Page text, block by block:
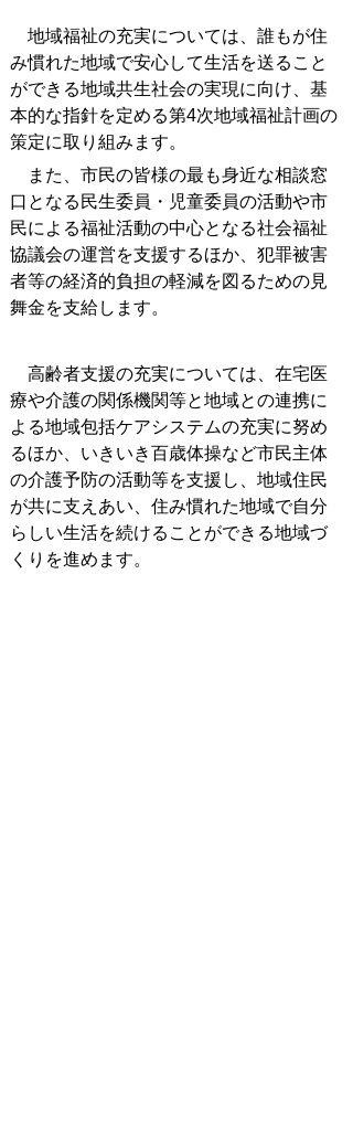
地域福祉の充実については、誰もが住
み慣れた地域で安心して生活を送ること
ができる地域共生社会の実現に向け、基
本的な指針を定める第4次地域福祉計画の
策定に取り組みます。
また、市民の皆様の最も身近な相談窓
口となる民生委員・児童委員の活動や市
民による福祉活動の中心となる社会福祉
協議会の運営を支援するほか、犯罪被害
者等の経済的負担の軽減を図るための見
舞金を支給します。
高齢者支援の充実については、在宅医
療や介護の関係機関等と地域との連携に
よる地域包括ケアシステムの充実に努め
るほか、いきいき百歳体操など市民主体
の介護予防の活動等を支援し、地域住民
が共に支えあい、住み慣れた地域で自分
らしい生活を続けることができる地域づ
くりを進めます。